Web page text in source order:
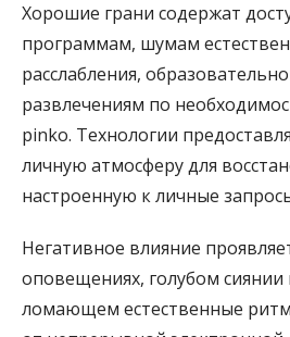
Хорошие грани содержат
программам, шумам
расслабления,
развлечениям по
pinko. Технологии
личную атмосферу для
настроенную к личные
Негативное влияние
оповещениях, голубом
ломающем естественные